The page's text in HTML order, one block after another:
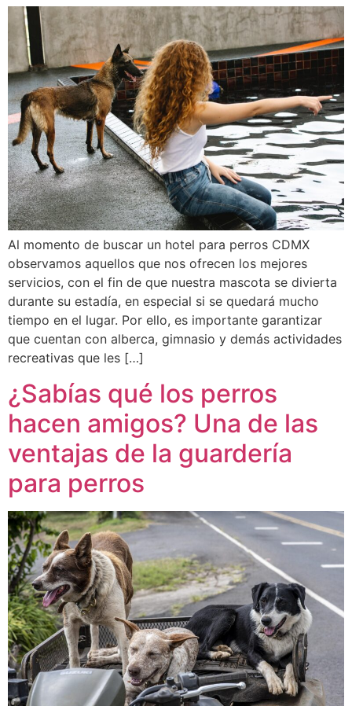
Al momento de buscar un hotel para perros CDMX
observamos aquellos que nos ofrecen los mejores
servicios, con el fin de que nuestra mascota se divierta
durante su estadía, en especial si se quedará mucho
tiempo en el lugar. Por ello, es importante garantizar
que cuentan con alberca, gimnasio y demás actividades
recreativas que les […]
¿Sabías qué los perros
hacen amigos? Una de las
ventajas de la guardería
para perros